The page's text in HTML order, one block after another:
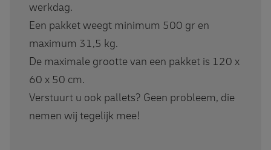
werkdag.
Een pakket weegt minimum 500 gr en
maximum 31,5 kg.
De maximale grootte van een pakket is 120 x
60 x 50 cm.
Verstuurt u ook pallets? Geen probleem, die
nemen wij tegelijk mee!